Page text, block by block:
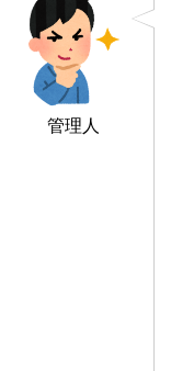
管理人